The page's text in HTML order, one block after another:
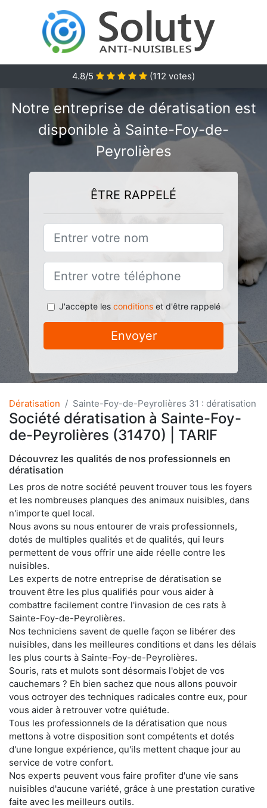
4.8/5 (112 votes)
Notre entreprise de dératisation est
disponible à Sainte-Foy-de-
Peyrolières
ÊTRE RAPPELÉ
J'accepte les conditionset d'être rappelé
Envoyer
Dératisation Sainte-Foy-de-Peyrolières 31 : dératisation
Société dératisation à Sainte-Foy-
de-Peyrolières (31470) | TARIF
Découvrez les qualités de nos professionnels en
dératisation
Les pros de notre société peuvent trouver tous les foyers
et les nombreuses planques des animaux nuisibles, dans
n'importe quel local.
Nous avons su nous entourer de vrais professionnels,
dotés de multiples qualités et de qualités, qui leurs
permettent de vous offrir une aide réelle contre les
nuisibles.
Les experts de notre entreprise de dératisation se
trouvent être les plus qualifiés pour vous aider à
combattre facilement contre l'invasion de ces rats à
Sainte-Foy-de-Peyrolières.
Nos techniciens savent de quelle façon se libérer des
nuisibles, dans les meilleures conditions et dans les délais
les plus courts à Sainte-Foy-de-Peyrolières.
Souris, rats et mulots sont désormais l'objet de vos
cauchemars ? Eh bien sachez que nous allons pouvoir
vous octroyer des techniques radicales contre eux, pour
vous aider à retrouver votre quiétude.
Tous les professionnels de la dératisation que nous
mettons à votre disposition sont compétents et dotés
d'une longue expérience, qu'ils mettent chaque jour au
service de votre confort.
Nos experts peuvent vous faire profiter d'une vie sans
nuisibles d'aucune variété, grâce à une prestation curative
faite avec les meilleurs outils.